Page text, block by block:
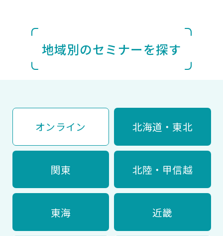
地域別のセミナーを探す
オンライン 北海道・東北
関東 北陸・甲信越
東海 近畿